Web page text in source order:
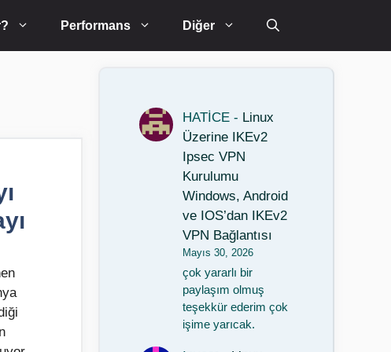
Performans Diğer
HATİCE - Linux
Üzerine IKEv2
Ipsec VPN
Kurulumu
Windows, Android
ve IOS’dan IKEv2
VPN Bağlantısı
Mayıs 30, 2026
çok yararlı bir
paylaşım olmuş
teşekkür ederim çok
işime yarıcak.